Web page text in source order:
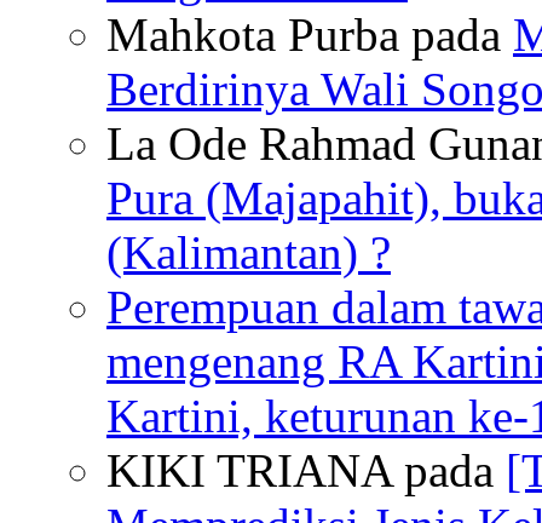
Mahkota Purba pada
Berdirinya Wali
La Ode Rahmad
Pura (Majapahit),
(Kalimantan) ?
Perempuan dalam
mengenang RA
Kartini, keturunan
KIKI TRIANA pada